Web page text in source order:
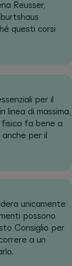
Reusser,
questi corsi
per il
linea di massima,
fisica fa bene a
per il
unicamente
possono
Consiglio per
a un